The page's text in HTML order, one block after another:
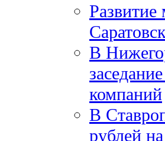
В
компаний
В
рублей